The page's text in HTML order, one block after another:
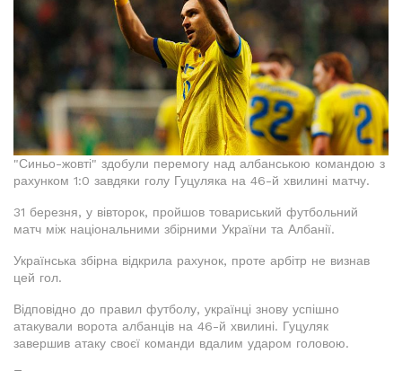
"Синьо-жовті" здобули перемогу над албанською командою з
рахунком 1:0 завдяки голу Гуцуляка на 46-й хвилині матчу.
31 березня, у вівторок, пройшов товариський футбольний
матч між національними збірними України та Албанії.
Українська збірна відкрила рахунок, проте арбітр не визнав
цей гол.
Відповідно до правил футболу, українці знову успішно
атакували ворота албанців на 46-й хвилині. Гуцуляк
завершив атаку своєї команди вдалим ударом головою.